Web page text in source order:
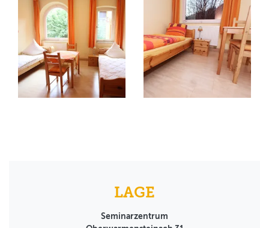
LAGE
Seminarzentrum